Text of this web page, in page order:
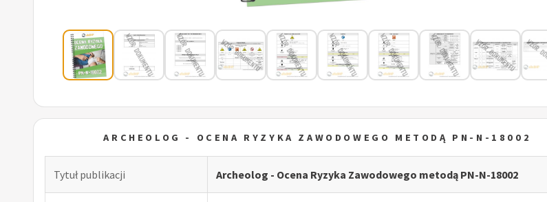
ARCHEOLOG - OCENA RYZYKA ZAWODOWEGO METODĄ PN-N-18002
Tytuł publikacji Archeolog - Ocena Ryzyka Zawodowego metodą PN-N-18002